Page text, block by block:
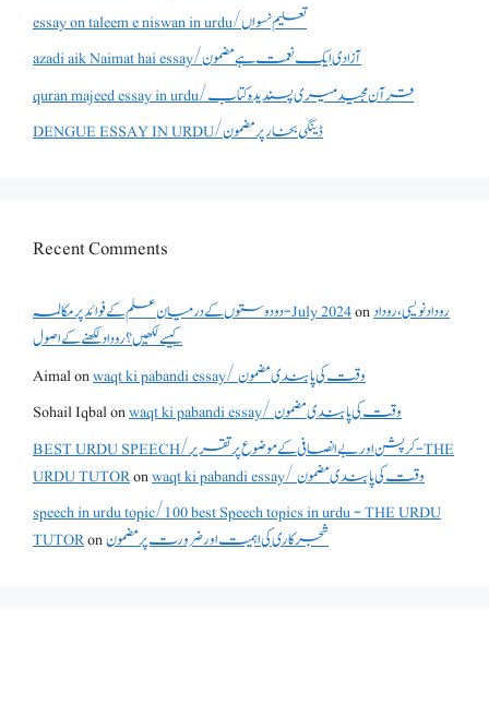
essay on taleem e niswan in urdu/تعلیم نسواں
azadi aik Naimat hai essay/آزادی ایک نعمت ہے مضمون
quran majeed essay in urdu/قرآن مجید میری پسندیدہ کتاب
DENGUE ESSAY IN URDU/ڈینگی بخار پر مضمون
Recent Comments
دو دوستوں کے درمیان علم کے فوائد پر مکالمہ - July 2024onروداد نویسی ،روداد
کیسے لکھیں؟ روداد لکھنے کے اصول
Aimalon
waqt ki pabandi essay/ وقت کی پابندی مضمون
Sohail Iqbalon
waqt ki pabandi essay/ وقت کی پابندی مضمون
BEST URDU SPEECH/کرپشن اور بے انصافی کے موضوع پر تقریر - THE
URDU TUTORon
waqt ki pabandi essay/ وقت کی پابندی مضمون
speech in urdu topic/100 best Speech topics in urdu - THE URDU
TUTORonشجرکاری کی اہمیت اور ضرورت پر مضمون